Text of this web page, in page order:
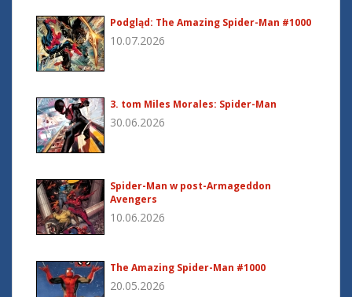
Podgląd: The Amazing Spider-Man #1000
10.07.2026
3. tom Miles Morales: Spider-Man
30.06.2026
Spider-Man w post-Armageddon
Avengers
10.06.2026
The Amazing Spider-Man #1000
20.05.2026